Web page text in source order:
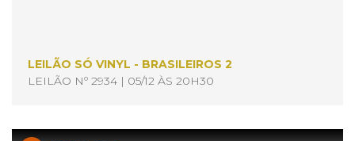
LEILÃO SÓ VINYL - BRASILEIROS 2
LEILÃO Nº 2934 | 05/12 ÀS 20H30